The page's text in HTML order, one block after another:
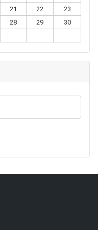
21 22
23
28 29
30